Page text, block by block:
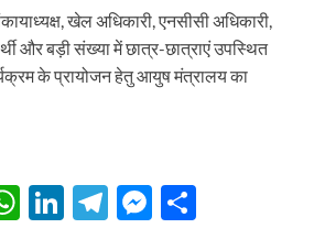
खेल अधिकारी, एनसीसी अधिकारी,
और बड़ी संख्या में छात्र-छात्राएं उपस्थित
के प्रायोजन हेतु आयुष मंत्रालय का
W Li
T
M